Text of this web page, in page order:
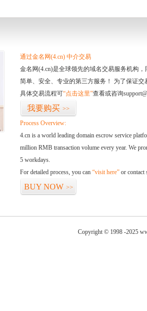
通过金名网(4.cn) 中介交易
金名网(4.cn)是全球领先的域名交易服务机构
简单、安全、专业的第三方服务！ 为了保证
具体交易流程可“点击这里”查看或咨询
我要购买 >>
Process Overview:
4.cn is a world leading domain escrow service
million RMB transaction volume every year. We
5 workdays.
For detailed process, you can “visit here” or contact
BUY NOW >>
Copyright © 1998 -2025